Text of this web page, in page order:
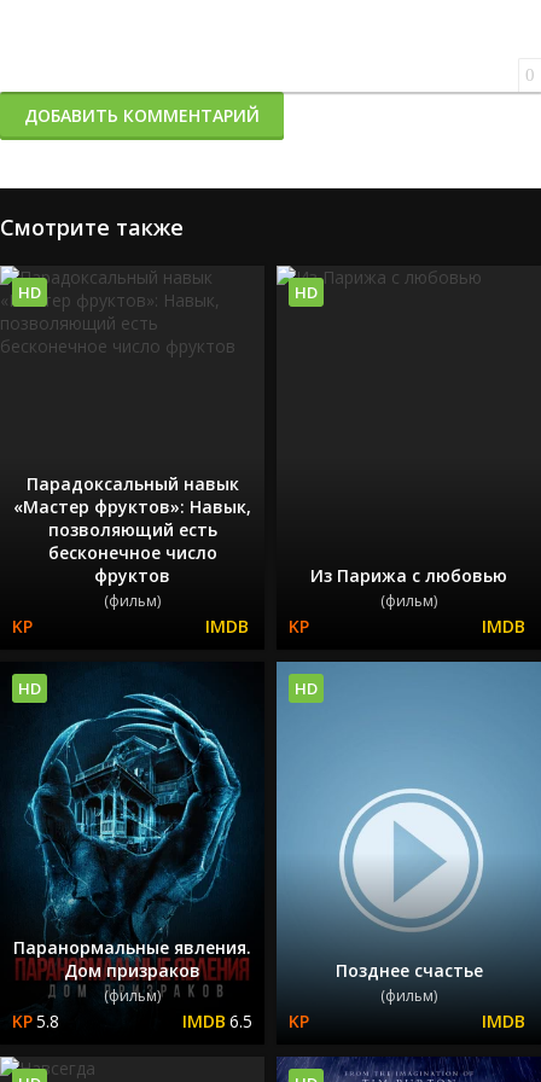
0
ДОБАВИТЬ КОММЕНТАРИЙ
Смотрите также
Парадоксальный навык
«Мастер фруктов»: Навык,
позволяющий есть
бесконечное число
фруктов
(фильм)
HD
Из Парижа с любовью
(фильм)
HD
Паранормальные явления.
Дом призраков
(фильм)
5.8 6.5
HD
Позднее счастье
(фильм)
HD